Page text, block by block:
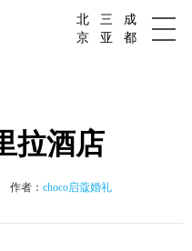
北
京
三
亚
成
都
拉酒店
作者：choco启蔻婚礼